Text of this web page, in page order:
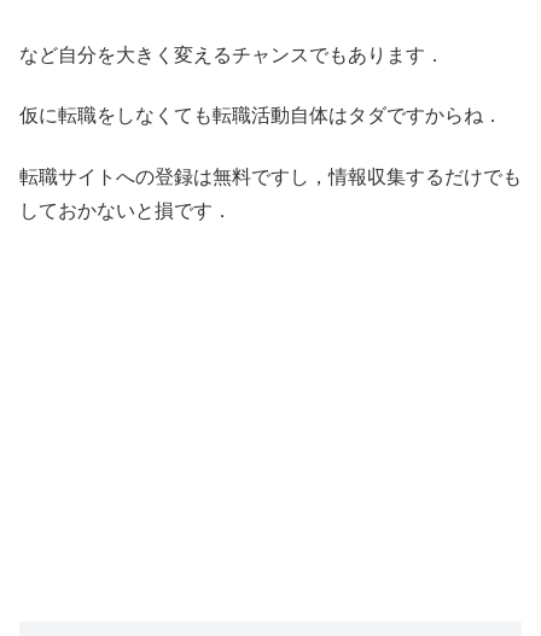
など自分を大きく変えるチャンスでもあります．
仮に転職をしなくても転職活動自体はタダですからね．
転職サイトへの登録は無料ですし，情報収集するだけでも
しておかないと損です．